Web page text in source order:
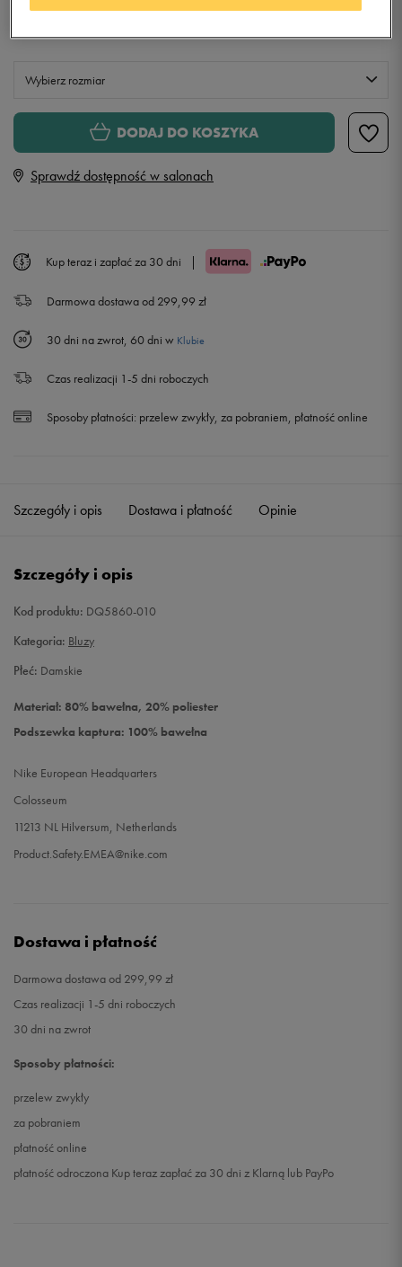
Wybierz rozmiar
S
Powiadom o dostępności
DODAJ DO KOSZYKA
Sprawdź dostępność w salonach
Kup teraz i zapłać za 30 dni |
Darmowa dostawa od 299,99 zł
30 dni na zwrot, 60 dni w Klubie
Czas realizacji 1-5 dni roboczych
Sposoby płatności: przelew zwykły, za pobraniem, płatność online
Szczegóły i opis Dostawa i płatność Opinie
Szczegóły i opis
Kod produktu: DQ5860-010
Kategoria: Bluzy
Płeć: Damskie
Materiał: 80% bawełna, 20% poliester
Podszewka kaptura: 100% bawełna
Nike European Headquarters
Colosseum
11213 NL Hilversum, Netherlands
Product.Safety.EMEA@nike.com
Dostawa i płatność
Darmowa dostawa od 299,99 zł
Czas realizacji 1-5 dni roboczych
30 dni na zwrot
Sposoby płatności:
przelew zwykły
za pobraniem
płatność online
płatność odroczona Kup teraz zapłać za 30 dni z Klarną lub PayPo